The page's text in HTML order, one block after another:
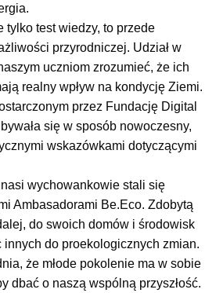
tylko test wiedzy, to przede
przyrodniczej. Udział w
uczniom zrozumieć, że ich
realny wpływ na kondycję Ziemi.
przez Fundację Digital
się w sposób nowoczesny,
wskazówkami dotyczącymi
wychowankowie stali się
Ambasadorami Be.Eco. Zdobytą
do swoich domów i środowisk
innych do proekologicznych zmian.
że młode pokolenie ma w sobie
dbać o naszą wspólną przyszłość.